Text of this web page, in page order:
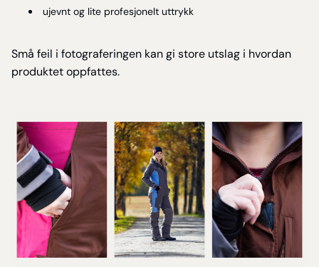
ujevnt og lite profesjonelt uttrykk
Små feil i fotograferingen kan gi store utslag i hvordan
produktet oppfattes.